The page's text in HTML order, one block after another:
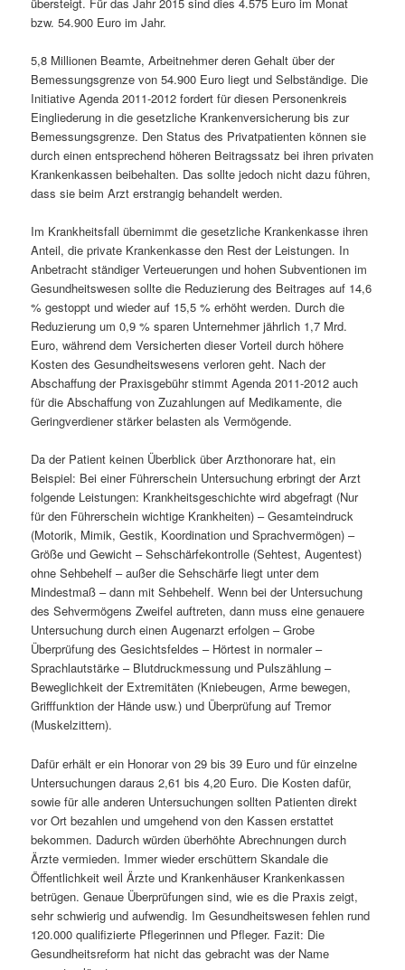
bzw. 54.900 Euro im Jahr.
5,8 Millionen Beamte, Arbeitnehmer deren Gehalt über der
Bemessungsgrenze von 54.900 Euro liegt und Selbständige. Die
Initiative Agenda 2011-2012 fordert für diesen Personenkreis
Eingliederung in die gesetzliche Krankenversicherung bis zur
Bemessungsgrenze. Den Status des Privatpatienten können sie
durch einen entsprechend höheren Beitragssatz bei ihren privaten
Krankenkassen beibehalten. Das sollte jedoch nicht dazu führen,
dass sie beim Arzt erstrangig behandelt werden.
Im Krankheitsfall übernimmt die gesetzliche Krankenkasse ihren
Anteil, die private Krankenkasse den Rest der Leistungen. In
Anbetracht ständiger Verteuerungen und hohen Subventionen im
Gesundheitswesen sollte die Reduzierung des Beitrages auf 14,6
% gestoppt und wieder auf 15,5 % erhöht werden. Durch die
Reduzierung um 0,9 % sparen Unternehmer jährlich 1,7 Mrd.
Euro, während dem Versicherten dieser Vorteil durch höhere
Kosten des Gesundheitswesens verloren geht. Nach der
Abschaffung der Praxisgebühr stimmt Agenda 2011-2012 auch
für die Abschaffung von Zuzahlungen auf Medikamente, die
Geringverdiener stärker belasten als Vermögende.
Da der Patient keinen Überblick über Arzthonorare hat, ein
Beispiel: Bei einer Führerschein Untersuchung erbringt der Arzt
folgende Leistungen: Krankheitsgeschichte wird abgefragt (Nur
für den Führerschein wichtige Krankheiten) – Gesamteindruck
(Motorik, Mimik, Gestik, Koordination und Sprachvermögen) –
Größe und Gewicht – Sehschärfekontrolle (Sehtest, Augentest)
ohne Sehbehelf – außer die Sehschärfe liegt unter dem
Mindestmaß – dann mit Sehbehelf. Wenn bei der Untersuchung
des Sehvermögens Zweifel auftreten, dann muss eine genauere
Untersuchung durch einen Augenarzt erfolgen – Grobe
Überprüfung des Gesichtsfeldes – Hörtest in normaler –
Sprachlautstärke – Blutdruckmessung und Pulszählung –
Beweglichkeit der Extremitäten (Kniebeugen, Arme bewegen,
Grifffunktion der Hände usw.) und Überprüfung auf Tremor
(Muskelzittern).
Dafür erhält er ein Honorar von 29 bis 39 Euro und für einzelne
Untersuchungen daraus 2,61 bis 4,20 Euro. Die Kosten dafür,
sowie für alle anderen Untersuchungen sollten Patienten direkt
vor Ort bezahlen und umgehend von den Kassen erstattet
bekommen. Dadurch würden überhöhte Abrechnungen durch
Ärzte vermieden. Immer wieder erschüttern Skandale die
Öffentlichkeit weil Ärzte und Krankenhäuser Krankenkassen
betrügen. Genaue Überprüfungen sind, wie es die Praxis zeigt,
sehr schwierig und aufwendig. Im Gesundheitswesen fehlen rund
120.000 qualifizierte Pflegerinnen und Pfleger. Fazit: Die
Gesundheitsreform hat nicht das gebracht was der Name